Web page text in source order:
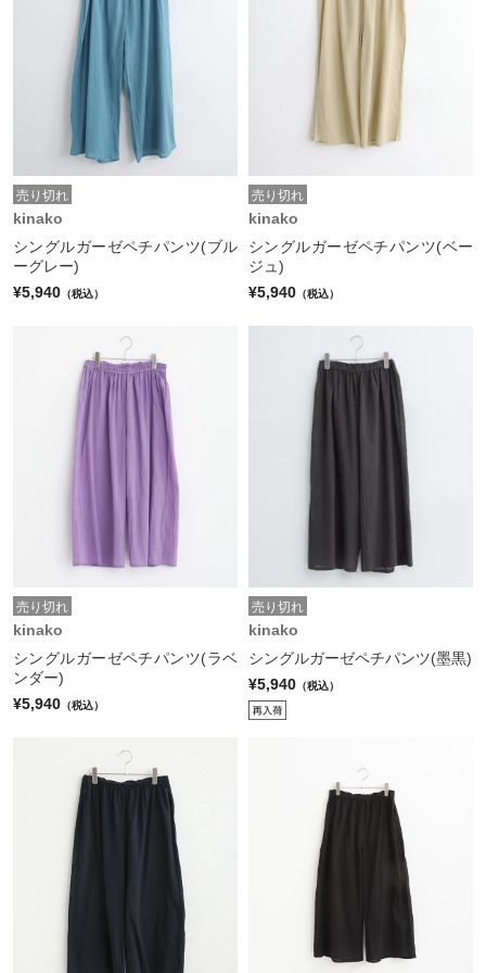
売り切れ
kinako
シングルガーゼペチパンツ(ブル
ーグレー)
¥5,940 （税込）
売り切れ
kinako
シングルガーゼペチパンツ(ベー
ジュ)
¥5,940 （税込）
売り切れ
kinako
シングルガーゼペチパンツ(ラベ
ンダー)
¥5,940 （税込）
売り切れ
kinako
シングルガーゼペチパンツ(墨黒)
¥5,940 （税込）